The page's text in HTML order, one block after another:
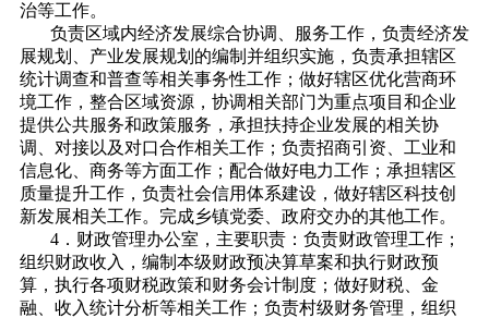
治等工作。
负责区域内经济发展综合协调、服务工作，负责经济发
展规划、产业发展规划的编制并组织实施，负责承担辖区
统计调查和普查等相关事务性工作；做好辖区优化营商环
境工作，整合区域资源，协调相关部门为重点项目和企业
提供公共服务和政策服务，承担扶持企业发展的相关协
调、对接以及对口合作相关工作；负责招商引资、工业和
信息化、商务等方面工作；配合做好电力工作；承担辖区
质量提升工作，负责社会信用体系建设，做好辖区科技创
新发展相关工作。完成乡镇党委、政府交办的其他工作。
4．财政管理办公室，主要职责：负责财政管理工作；
组织财政收入，编制本级财政预决算草案和执行财政预
算，执行各项财税政策和财务会计制度；做好财税、金
融、收入统计分析等相关工作；负责村级财务管理，组织